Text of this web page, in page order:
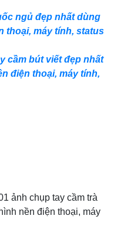
ngủ đẹp nhất dùng
thoại, máy tính, status
cầm bút viết đẹp nhất
điện thoại, máy tính,
ảnh chụp tay cầm trà
nền điện thoại, máy